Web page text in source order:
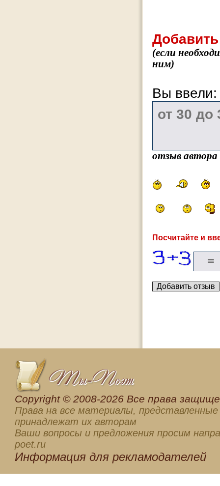
(если
ним)
Вы
отзыв
Посчитайте и
Сopyright © 2008-2026 Все права
Права на все материалы, представленные
принадлежат их авторам
Ваши вопросы и предложения просим
poet.ru
Информация для рекламодателей